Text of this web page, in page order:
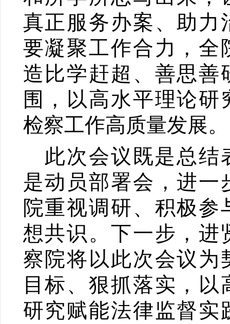
真正服务办案、助力
要凝聚工作合力，全
造比学赶超、善思善
围，以高水平理论研
检察工作高质量发展。
此次会议既是总结
是动员部署会，进一
院重视调研、积极参
想共识。下一步，进
察院将以此次会议为
目标、狠抓落实，以
研究赋能法律监督实